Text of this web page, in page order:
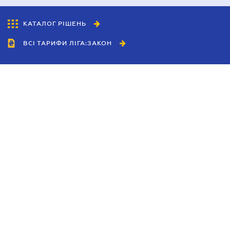
КАТАЛОГ РІШЕНЬ
ВСІ ТАРИФИ ЛІГА:ЗАКОН